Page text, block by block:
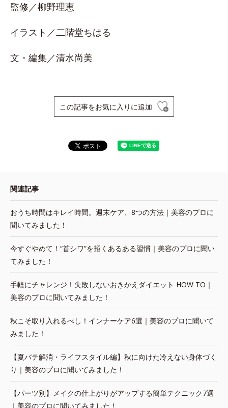
監修／柳野理恵
イラスト／二階堂ちはる
文・編集／清水尚美
この記事をお気に入りに追加
関連記事
おうち時間はキレイ時間。週末ケア、8つの方法｜美容のプロに
聞いてみました！
今すぐやめて！“首シワ”を招くあるある習慣｜美容のプロに聞い
てみました！
手軽にチャレンジ！失敗しないおきかえダイエット HOW TO｜
美容のプロに聞いてみました！
秋こそ取り入れるべし！インナーケア6選｜美容のプロに聞いて
みました！
【夏バテ解消・ライフスタイル編】秋に向けた冷えない身体づく
り｜美容のプロに聞いてみました！
【パーツ別】メイクの仕上がりがアップする簡単テクニック7選
｜美容のプロに聞いてみました！